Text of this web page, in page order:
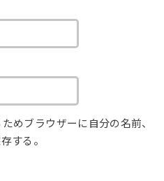
めブラウザーに自分の名前、
する。